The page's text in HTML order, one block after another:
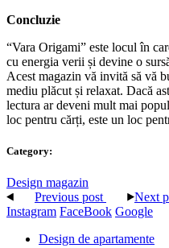
Concluzie
“Vara Origami” este locul în
cu energia verii și devine o
Acest magazin vă invită să vă
mediu plăcut și relaxat. Dacă
lectura ar deveni mult mai
loc pentru cărți, este un loc
Category:
Design magazin
Previous post
Next
Instagram FaceBook Google
Design de apartamente